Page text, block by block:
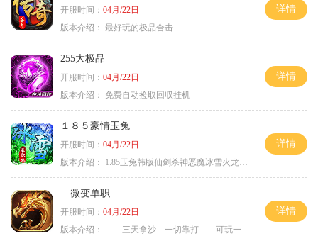
开服时间： 04月/22日
版本介绍： 最好玩的极品合击
详情
255大极品
开服时间： 04月/22日
版本介绍： 免费自动捡取回収挂机
详情
１８５豪情玉兔
开服时间： 04月/22日
版本介绍：
1.85玉兔韩版仙剑杀神恶魔冰雪火龙神器专属
详情
微变单职
开服时间： 04月/22日
版本介绍：
三天拿沙 一切靠打 可玩一年
详情